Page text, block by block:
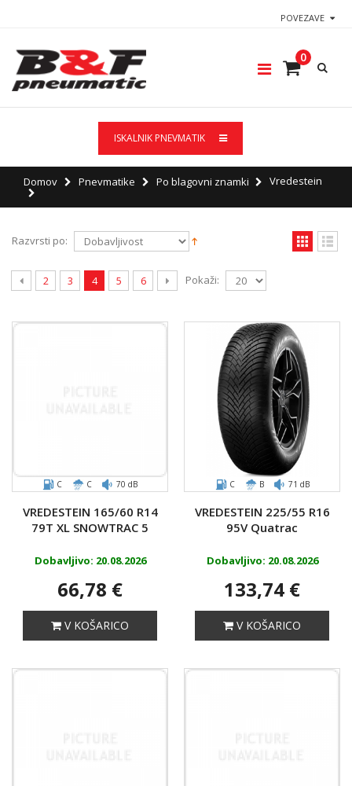
POVEZAVE
0
ISKALNIK PNEVMATIK
Domov Pnevmatike Po blagovni znamki Vredestein
Razvrsti po:
2 3 4 5 6 Pokaži:
C C 70 dB
VREDESTEIN 165/60 R14
79T XL SNOWTRAC 5
Dobavljivo: 20.08.2026
66,78 €
V KOŠARICO
C B 71 dB
VREDESTEIN 225/55 R16
95V Quatrac
Dobavljivo: 20.08.2026
133,74 €
V KOŠARICO